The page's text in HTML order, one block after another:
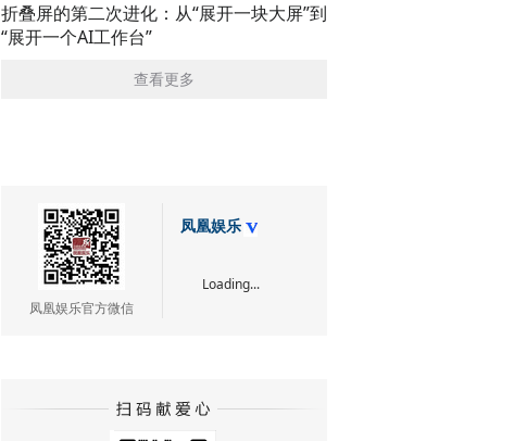
折叠屏的第二次进化：从“展开一块大屏”到
“展开一个AI工作台”
查看更多
凤凰娱乐官方微信
凤凰娱乐
Loading...